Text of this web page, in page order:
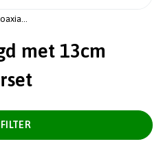
13cm coaxiale speakerset
met 13cm
FILTER